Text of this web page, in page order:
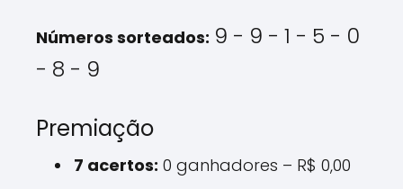
Números sorteados: 9 - 9 - 1 - 5 - 0
- 8 - 9
Premiação
7 acertos: 0 ganhadores – R$ 0,00